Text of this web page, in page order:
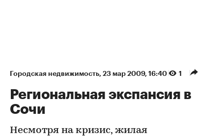
Городская недвижимость⁠, 23 мар 2009, 16:40 1
Региональная экспансия в
Сочи
Несмотря на кризис, жилая